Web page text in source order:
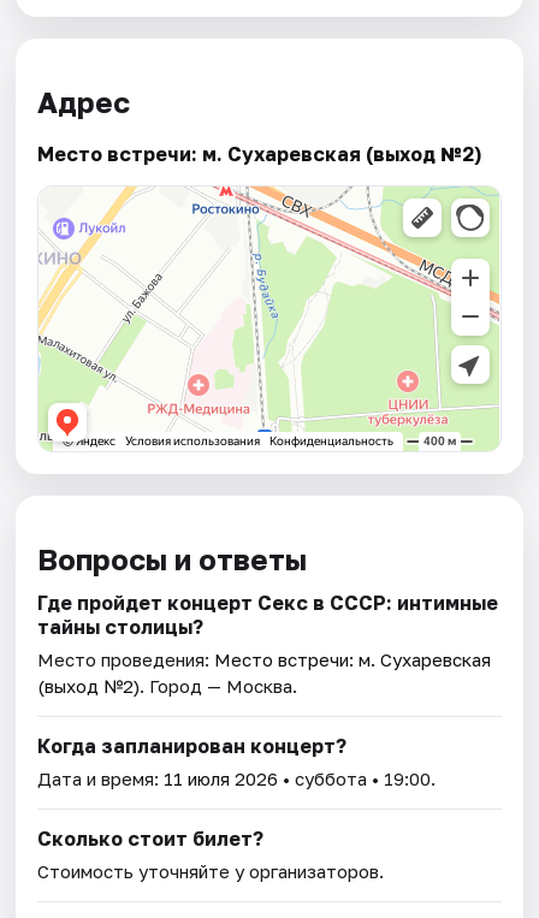
Адрес
Место встречи: м. Сухаревская (выход №2)
Вопросы и ответы
Где пройдет концерт Секс в СССР: интимные
тайны столицы?
Место проведения: Место встречи: м. Сухаревская
(выход №2). Город — Москва.
Когда запланирован концерт?
Дата и время: 11 июля 2026 • суббота • 19:00.
Сколько стоит билет?
Стоимость уточняйте у организаторов.